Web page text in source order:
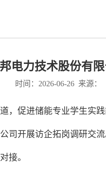
电力技术股份有
时间：2026-06-26 来源：
，促进储能专业学生实
司开展访企拓岗调研交
接。